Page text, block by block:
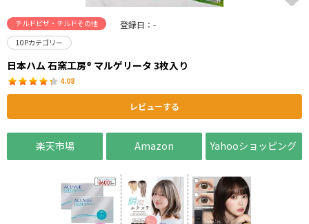
チルドピザ・チルドその他 登録日：-
10Pカテゴリー
日本ハム 石窯工房® マルゲリータ 3枚入り
4.08
レビューする
楽天市場 Amazon Yahooショッピング